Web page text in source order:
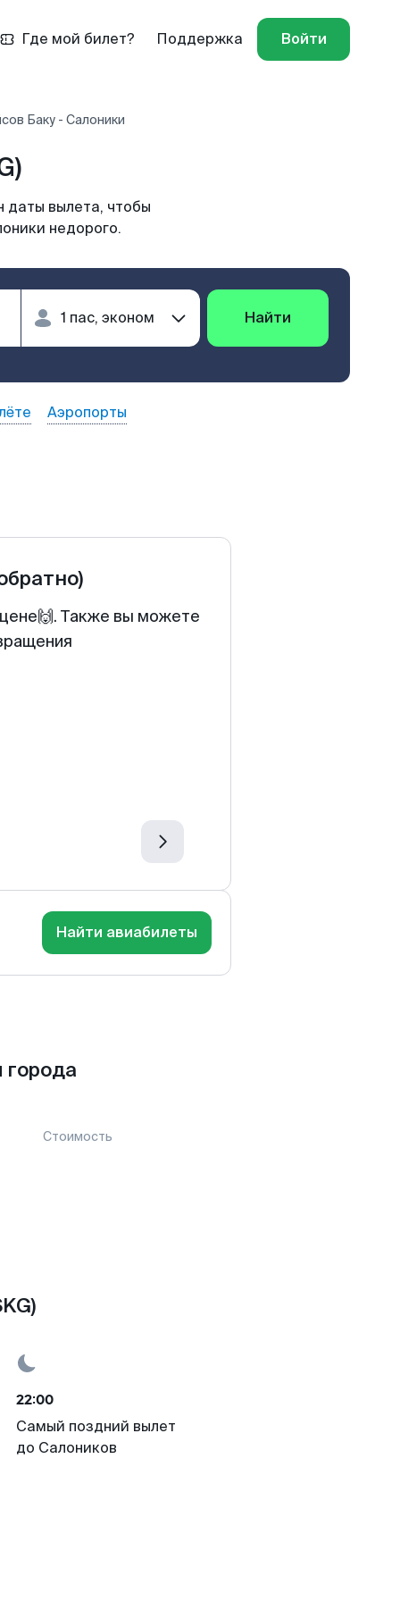
Где мой билет? Поддержка Войти
Баку - Салоники
даты вылета, чтобы
недорого.
Найти
Аэропорты
Также вы можете
Найти авиабилеты
Стоимость
22:00
Самый поздний вылет
до Салоников